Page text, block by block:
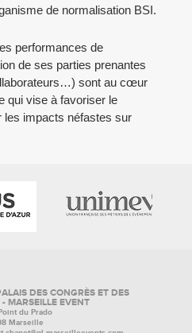
de normalisation BSI.
performances de
de ses parties prenantes
sont au cœur
qui vise à favoriser le
les impacts néfastes sur
DES CONGRÈS ET DES
MARSEILLE EVENT
du Prado
Marseille